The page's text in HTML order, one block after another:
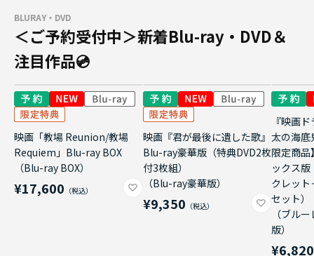
BLURAY・DVD
＜ご予約受付中＞新着Blu-ray・DVD＆
注目作品💿
映画「教場 Reunion/教場
Requiem」Blu-ray BOX
（Blu-ray BOX）
¥17,600
映画『君が最後に遺した歌』
Blu-ray豪華版（特典DVD2枚
付3枚組）
（Blu-ray豪華版）
¥9,350
『映画
太の海底
限定商品
ックス
クレッ
セット）
（ブル
版）
¥6,820